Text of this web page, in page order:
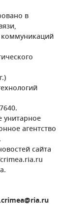
в
унитарное
агентство
сайта